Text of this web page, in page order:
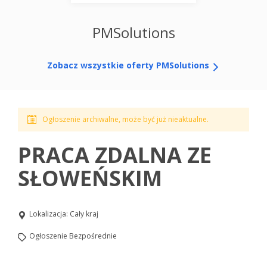
Ogłoszenie archiwalne, może być już nieaktualne.
PRACA ZDALNA ZE
SŁOWEŃSKIM
Lokalizacja: Cały kraj
Ogłoszenie Bezpośrednie
PMSolutions
Zobacz wszystkie oferty PMSolutions